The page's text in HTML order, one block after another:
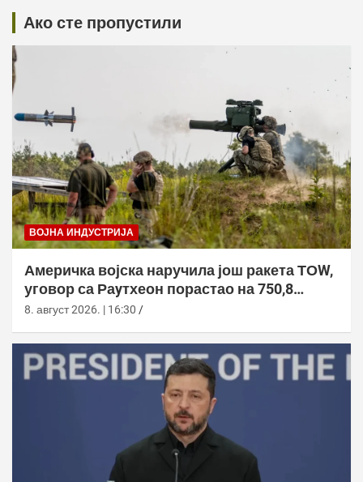
Ако сте пропустили
ВОЈНА ИНДУСТРИЈА
Америчка војска наручила још ракета ТОW,
уговор са Раyтхеон порастао на 750,8
милиона долара
8. август 2026. | 16:30